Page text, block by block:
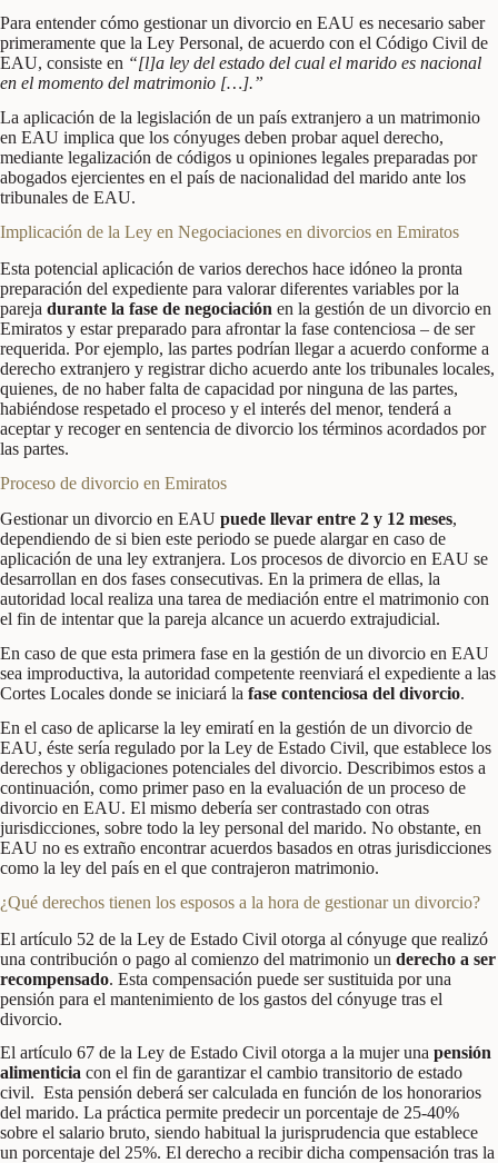
Para entender cómo gestionar un divorcio en EAU es necesario saber
primeramente que la Ley Personal, de acuerdo con el Código Civil de
EAU, consiste en “[l]a ley del estado del cual el marido es nacional
en el momento del matrimonio […].”
La aplicación de la legislación de un país extranjero a un matrimonio
en EAU implica que los cónyuges deben probar aquel derecho,
mediante legalización de códigos u opiniones legales preparadas por
abogados ejercientes en el país de nacionalidad del marido ante los
tribunales de EAU.
Implicación de la Ley en Negociaciones en divorcios en Emiratos
Esta potencial aplicación de varios derechos hace idóneo la pronta
preparación del expediente para valorar diferentes variables por la
pareja durante la fase de negociación en la gestión de un divorcio en
Emiratos y estar preparado para afrontar la fase contenciosa – de ser
requerida. Por ejemplo, las partes podrían llegar a acuerdo conforme a
derecho extranjero y registrar dicho acuerdo ante los tribunales locales,
quienes, de no haber falta de capacidad por ninguna de las partes,
habiéndose respetado el proceso y el interés del menor, tenderá a
aceptar y recoger en sentencia de divorcio los términos acordados por
las partes.
Proceso de divorcio en Emiratos
Gestionar un divorcio en EAU puede llevar entre 2 y 12 meses,
dependiendo de si bien este periodo se puede alargar en caso de
aplicación de una ley extranjera. Los procesos de divorcio en EAU se
desarrollan en dos fases consecutivas. En la primera de ellas, la
autoridad local realiza una tarea de mediación entre el matrimonio con
el fin de intentar que la pareja alcance un acuerdo extrajudicial.
En caso de que esta primera fase en la gestión de un divorcio en EAU
sea improductiva, la autoridad competente reenviará el expediente a las
Cortes Locales donde se iniciará la fase contenciosa del divorcio.
En el caso de aplicarse la ley emiratí en la gestión de un divorcio de
EAU, éste sería regulado por la Ley de Estado Civil, que establece los
derechos y obligaciones potenciales del divorcio. Describimos estos a
continuación, como primer paso en la evaluación de un proceso de
divorcio en EAU. El mismo debería ser contrastado con otras
jurisdicciones, sobre todo la ley personal del marido. No obstante, en
EAU no es extraño encontrar acuerdos basados en otras jurisdicciones
como la ley del país en el que contrajeron matrimonio.
¿Qué derechos tienen los esposos a la hora de gestionar un divorcio?
El artículo 52 de la Ley de Estado Civil otorga al cónyuge que realizó
una contribución o pago al comienzo del matrimonio un derecho a ser
recompensado. Esta compensación puede ser sustituida por una
pensión para el mantenimiento de los gastos del cónyuge tras el
divorcio.
El artículo 67 de la Ley de Estado Civil otorga a la mujer una pensión
alimenticia con el fin de garantizar el cambio transitorio de estado
civil. Esta pensión deberá ser calculada en función de los honorarios
del marido. La práctica permite predecir un porcentaje de 25-40%
sobre el salario bruto, siendo habitual la jurisprudencia que establece
un porcentaje del 25%. El derecho a recibir dicha compensación tras la